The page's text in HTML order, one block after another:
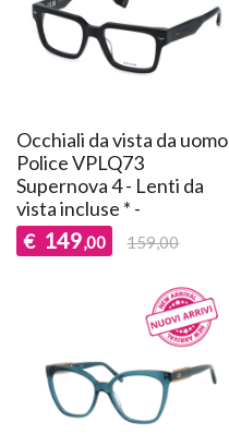
Occhiali da vista da uomo
Police VPLQ73
Supernova 4 - Lenti da
vista incluse * -
€ 149,00 159,00